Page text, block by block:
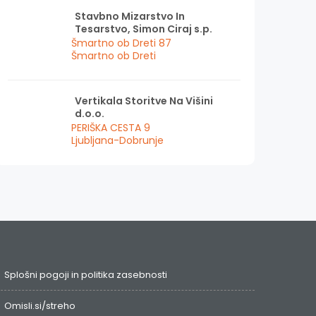
Stavbno Mizarstvo In
Tesarstvo, Simon Ciraj s.p.
Šmartno ob Dreti 87
Šmartno ob Dreti
Vertikala Storitve Na Višini
d.o.o.
PERIŠKA CESTA 9
Ljubljana-Dobrunje
Splošni pogoji in politika zasebnosti
Omisli.si/streho